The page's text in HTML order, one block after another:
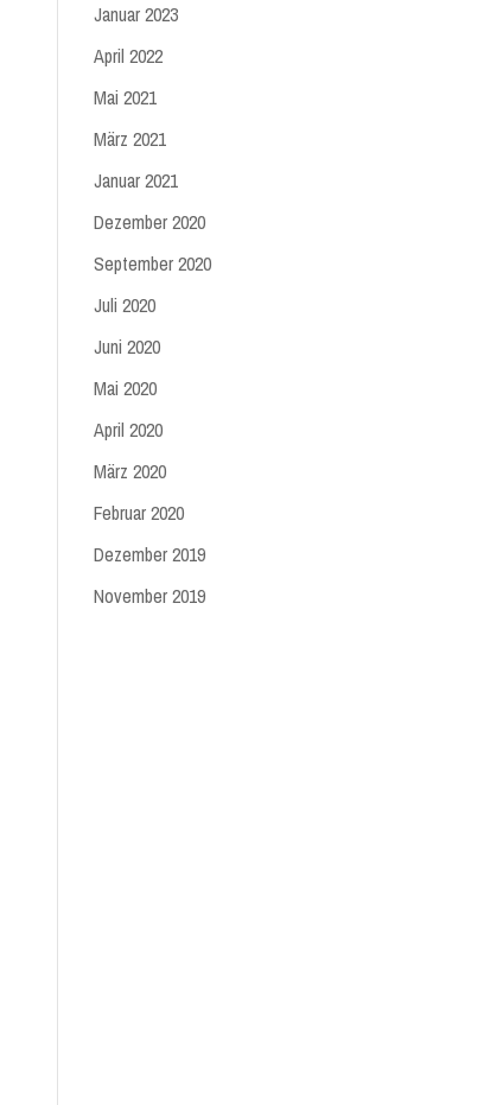
Januar 2023
April 2022
Mai 2021
März 2021
Januar 2021
Dezember 2020
September 2020
Juli 2020
Juni 2020
Mai 2020
April 2020
März 2020
Februar 2020
Dezember 2019
November 2019